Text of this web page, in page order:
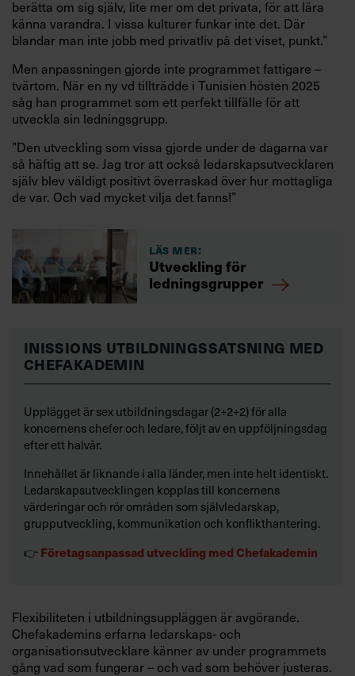
berätta om sig själv, lite mer om det privata, för att lära
känna varandra. I vissa kulturer funkar inte det. Där
blandar man inte jobb med privatliv på det viset, punkt.”
Men anpassningen gjorde inte programmet fattigare –
tvärtom. När en ny vd tillträdde i Tunisien hösten 2025
såg han programmet som ett perfekt tillfälle för att
utveckla sin ledningsgrupp.
”Den utveckling som vissa gjorde under de dagarna var
så häftig att se. Jag tror att också ledarskapsutvecklaren
själv blev väldigt positivt överraskad över hur mottagliga
de var. Och vad mycket vilja det fanns!”
Läs mer:
Utveckling för
ledningsgrupper
INISSIONS UTBILDNINGSSATSNING MED
CHEFAKADEMIN
Upplägget är sex utbildningsdagar (2+2+2) för alla
koncernens chefer och ledare, följt av en uppföljningsdag
efter ett halvår.
Innehållet är liknande i alla länder, men inte helt identiskt.
Ledarskapsutvecklingen kopplas till koncernens
värderingar och rör områden som självledarskap,
grupputveckling, kommunikation och konflikthantering.
👉 Företagsanpassad utveckling med Chefakademin
Flexibiliteten i utbildningsuppläggen är avgörande.
Chefakademins erfarna ledarskaps- och
organisationsutvecklare känner av under programmets
gång vad som fungerar – och vad som behöver justeras.